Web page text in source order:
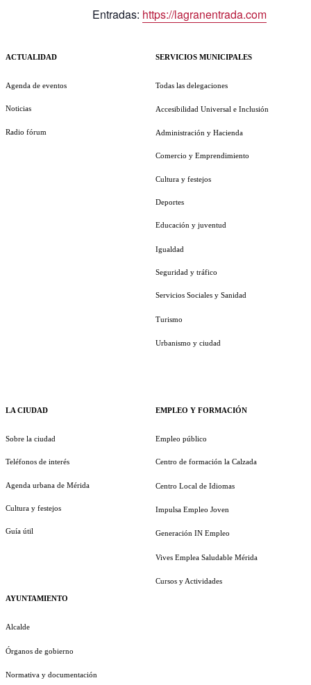
Entradas: https://lagranentrada.com
ACTUALIDAD
Agenda de eventos
Noticias
Radio fórum
LA CIUDAD
Sobre la ciudad
Teléfonos de interés
Agenda urbana de Mérida
Cultura y festejos
Guía útil
AYUNTAMIENTO
Alcalde
Órganos de gobierno
Normativa y documentación
SERVICIOS MUNICIPALES
Todas las delegaciones
Accesibilidad Universal e Inclusión
Administración y Hacienda
Comercio y Emprendimiento
Cultura y festejos
Deportes
Educación y juventud
Igualdad
Seguridad y tráfico
Servicios Sociales y Sanidad
Turismo
Urbanismo y ciudad
EMPLEO Y FORMACIÓN
Empleo público
Centro de formación la Calzada
Centro Local de Idiomas
Impulsa Empleo Joven
Generación IN Empleo
Vives Emplea Saludable Mérida
Cursos y Actividades